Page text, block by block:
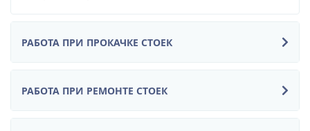
РАБОТА ПРИ ПРОКАЧКЕ СТОЕК
РАБОТА ПРИ РЕМОНТЕ СТОЕК